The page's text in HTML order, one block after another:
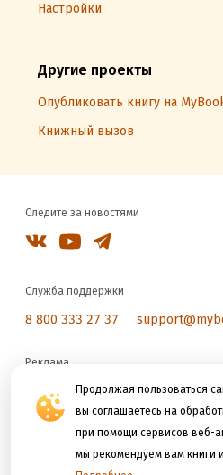
Продолжая пользоваться
вы соглашаетесь на
при помощи сервисов веб-
мы рекомендуем вам книги
Настройки
Другие проекты
Опубликовать книгу на
Книжный вызов
Следите за новостями
Служба поддержки
8 800 333 27 37
Реклама
reklama@litres.ru
Мы принимаем к оплате